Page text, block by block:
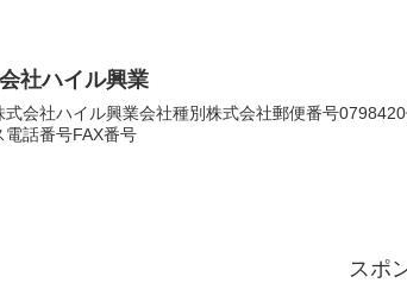
社ハイル興業
式会社ハイル興業会社種別株式会社郵便番号
電話番号FAX番号
スポ